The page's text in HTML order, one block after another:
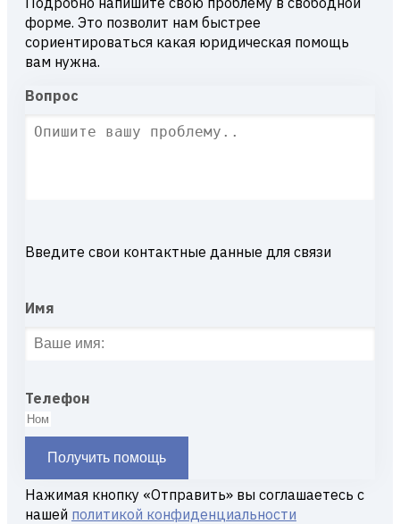
форме. Это позволит нам быстрее
сориентироваться какая юридическая помощь
вам нужна.
Вопрос
Введите свои контактные данные для связи
Имя
Телефон
Получить помощь
Нажимая кнопку «Отправить» вы соглашаетесь с
нашей политикой конфиденциальности